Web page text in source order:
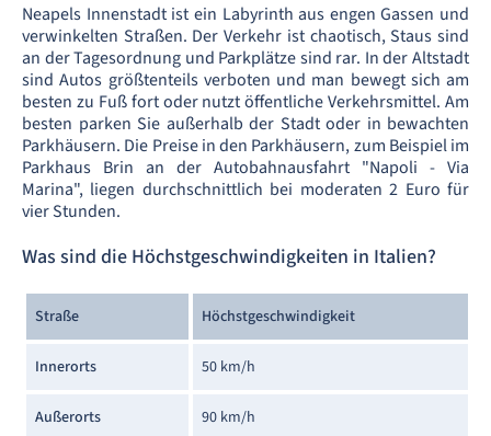
Neapels Innenstadt ist ein Labyrinth aus engen Gassen und
verwinkelten Straßen. Der Verkehr ist chaotisch, Staus sind
an der Tagesordnung und Parkplätze sind rar. In der Altstadt
sind Autos größtenteils verboten und man bewegt sich am
besten zu Fuß fort oder nutzt öffentliche Verkehrsmittel. Am
besten parken Sie außerhalb der Stadt oder in bewachten
Parkhäusern. Die Preise in den Parkhäusern, zum Beispiel im
Parkhaus Brin an der Autobahnausfahrt "Napoli - Via
Marina", liegen durchschnittlich bei moderaten 2 Euro für
vier Stunden.
Was sind die Höchstgeschwindigkeiten in Italien?
Straße Höchstgeschwindigkeit
Innerorts 50 km/h
Außerorts 90 km/h